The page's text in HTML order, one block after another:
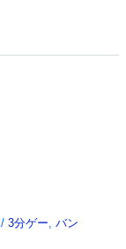
/3分ゲー,バン